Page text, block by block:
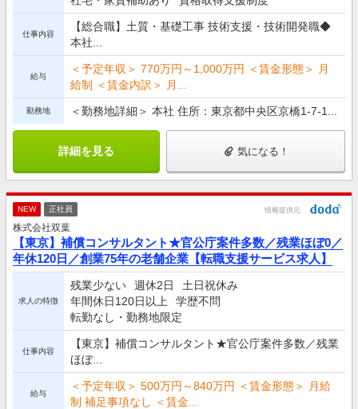
仕事内容
【総合職】土質・基礎工事 技術支援・技術開発職◆
本社...
給与
＜予定年収＞ 770万円～1,000万円 ＜賃金形態＞ 月
給制 ＜賃金内訳＞ 月...
勤務地 ＜勤務地詳細＞ 本社 住所：東京都中央区京橋1-7-1...
詳細を見る 気になる！
NEW 正社員 情報提供元
株式会社双葉
【東京】補償コンサルタント★官公庁案件多数／残業ほぼ0／
年休120日／創業75年の老舗企業【転職支援サービス求人】
求人の特徴
残業少ない 週休2日
土日祝休み
年間休日120日以上
学歴不問
転勤なし・勤務地限定
仕事内容
【東京】補償コンサルタント★官公庁案件多数／残業
ほぼ...
給与
＜予定年収＞ 500万円～840万円 ＜賃金形態＞ 月給
制 補足事項なし ＜賃金...